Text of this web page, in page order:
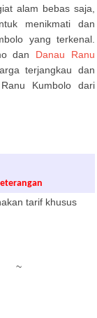
alam bebas saja,
menikmati dan
yang terkenal.
dan Danau Ranu
terjangkau dan
Kumbolo dari
tarif khusus
~